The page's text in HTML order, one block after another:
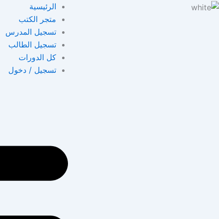
تخطي
الرئيسية
متجر الكتب
تسجيل المدرس
تسجيل الطالب
كل الدورات
تسجيل / دخول